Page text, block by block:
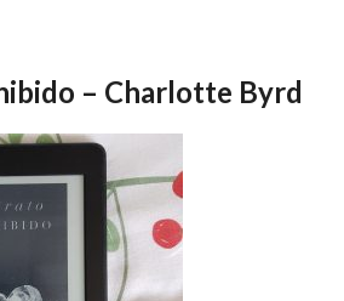
– Charlotte Byrd